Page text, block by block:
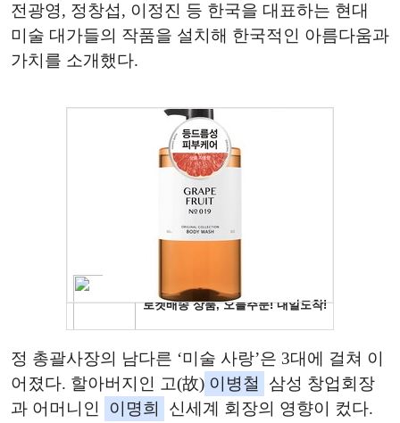
전광영, 정창섭, 이정진 등 한국을 대표하는 현대
미술 대가들의 작품을 설치해 한국적인 아름다움과
가치를 소개했다.
정 총괄사장의 남다른 ‘미술 사랑’은 3대에 걸쳐 이
어졌다. 할아버지인 고(故) 이병철
삼성 창업회장
과 어머니인
이명희
신세계 회장의 영향이 컸다.